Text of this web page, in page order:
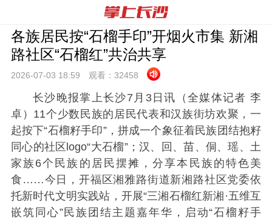
各族居民按“石榴手印”开烟火市集 新湘
路社区“石榴红”共治共享
2026-07-03 18:59 观看： 32458
长沙晚报掌上长沙7月3日讯（全媒体记者 李
卓）11个少数民族的居民代表和汉族街坊欢聚，一
起按下“石榴籽手印”，拼成一个象征着民族团结抱籽
同心的社区logo“大石榴”；汉、回、苗、侗、瑶、土
家族6个民族的居民摆摊，分享本民族的特色美
食……今日，开福区湘雅路街道新湘路社区党委依
托新时代文明实践站，开展“三湘石榴红新湘·五维互
嵌筑同心”民族团结主题嘉年华，启动“石榴籽手